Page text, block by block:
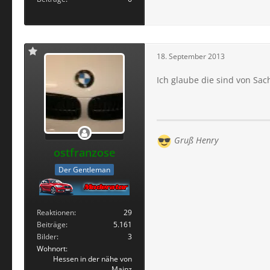
ostfranzose
Der Gentleman
Reaktionen
29
Beiträge
5.161
Bilder
3
Wohnort
Hessen in der nähe von
18. September 2013
Ich glaube die sind von
Gruß Henry